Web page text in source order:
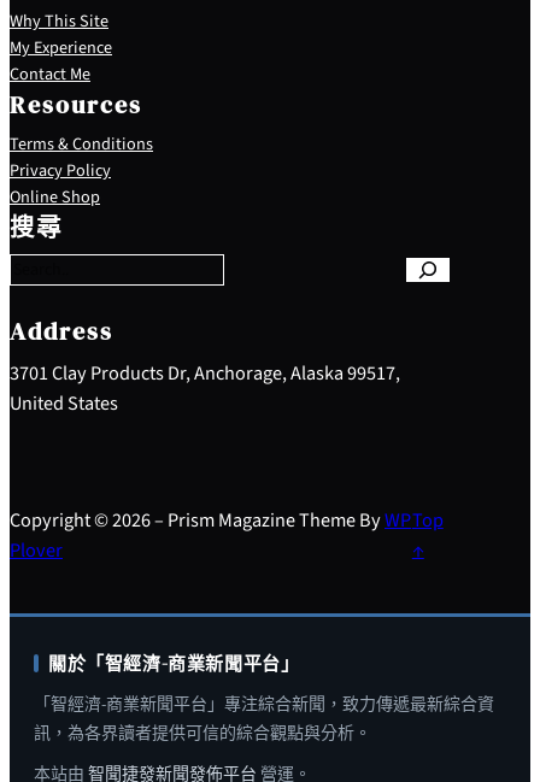
Why This Site
My Experience
Contact Me
Resources
Terms & Conditions
Privacy Policy
Online Shop
搜尋
S
e
a
c
h
Address
3701 Clay Products Dr, Anchorage, Alaska 99517,
United States
Copyright © 2026 – Prism Magazine Theme ByWP
Plover
Top
↑
關於「智經濟-商業新聞平台」
「智經濟-商業新聞平台」專注綜合新聞，致力傳遞最新綜合資
訊，為各界讀者提供可信的綜合觀點與分析。
本站由 智聞捷發新聞發佈平台 營運。